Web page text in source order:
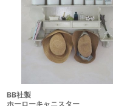
BB社製
ホーローキャニスター